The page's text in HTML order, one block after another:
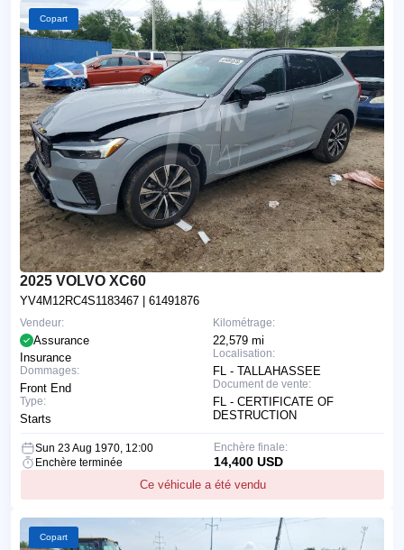
Copart
2025 VOLVO XC60
YV4M12RC4S1183467 | 61491876
Kilométrage:
22,579 mi
Localisation:
FL - TALLAHASSEE
Document de vente:
FL - CERTIFICATE OF
DESTRUCTION
Vendeur:
Assurance
Insurance
Dommages:
Front End
Type:
Starts
Sun 23 Aug 1970, 12:00
Enchère terminée
Ce véhicule a été vendu
Enchère finale:
14,400 USD
Copart